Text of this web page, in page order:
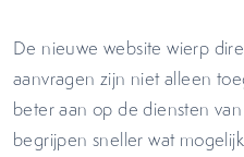
De nieuwe website wierp
aanvragen zijn niet alleen
beter aan op de diensten
begrijpen sneller wat